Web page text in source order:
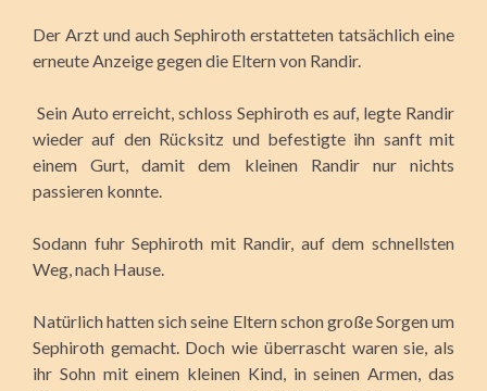
Der Arzt und auch Sephiroth erstatteten tatsächlich eine
erneute Anzeige gegen die Eltern von Randir.
Sein Auto erreicht, schloss Sephiroth es auf, legte Randir
wieder auf den Rücksitz und befestigte ihn sanft mit
einem Gurt, damit dem kleinen Randir nur nichts
passieren konnte.
Sodann fuhr Sephiroth mit Randir, auf dem schnellsten
Weg, nach Hause.
Natürlich hatten sich seine Eltern schon große Sorgen um
Sephiroth gemacht. Doch wie überrascht waren sie, als
ihr Sohn mit einem kleinen Kind, in seinen Armen, das